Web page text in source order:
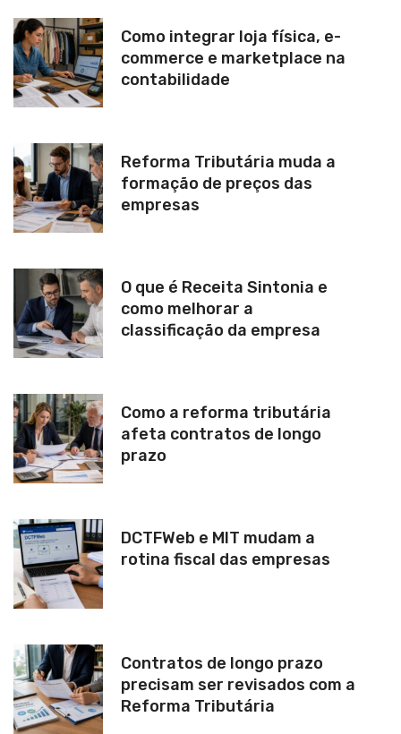
Como integrar loja física, e-
commerce e marketplace na
contabilidade
Reforma Tributária muda a
formação de preços das
empresas
O que é Receita Sintonia e
como melhorar a
classificação da empresa
Como a reforma tributária
afeta contratos de longo
prazo
DCTFWeb e MIT mudam a
rotina fiscal das empresas
Contratos de longo prazo
precisam ser revisados com a
Reforma Tributária